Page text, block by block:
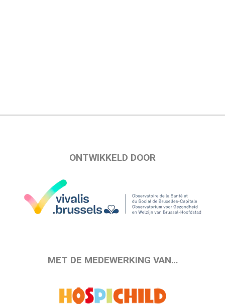
ONTWIKKELD DOOR
MET DE MEDEWERKING VAN…